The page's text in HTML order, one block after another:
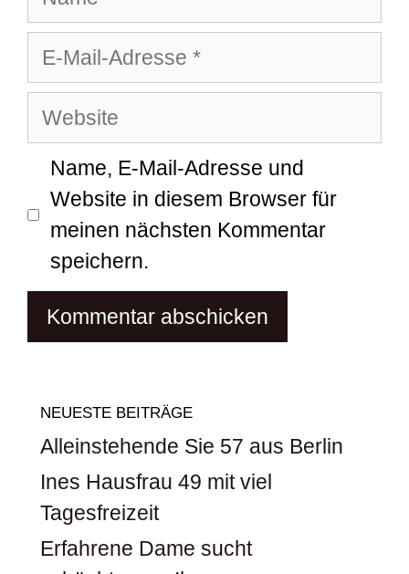
E-
Mail-
Adresse
Website
Name, E-Mail-Adresse und
Website in diesem Browser für
meinen nächsten Kommentar
speichern.
NEUESTE BEITRÄGE
Alleinstehende Sie 57 aus Berlin
Ines Hausfrau 49 mit viel
Tagesfreizeit
Erfahrene Dame sucht